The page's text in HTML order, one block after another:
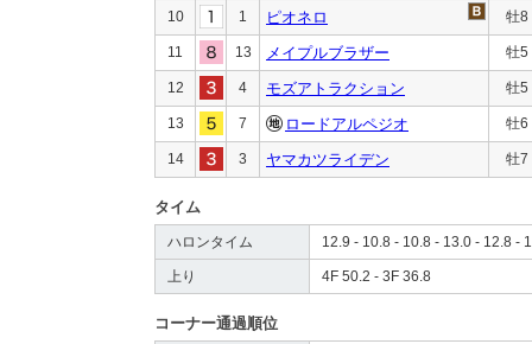
10 1 ピオネロ 牡8
11 13 メイプルブラザー 牡5
12 4 モズアトラクション 牡5
13 7 ロードアルペジオ 牡6
14 3 ヤマカツライデン 牡7
タイム
ハロンタイム 12.9 - 10.8 - 10.8 - 13.0 - 12.8 -
上り 4F 50.2 - 3F 36.8
コーナー通過順位